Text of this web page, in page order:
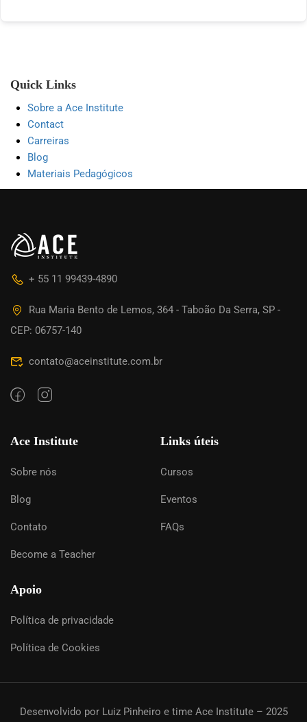
Quick Links
Sobre a Ace Institute
Contact
Carreiras
Blog
Materiais Pedagógicos
+ 55 11 99439-4890
Rua Maria Bento de Lemos, 364 - Taboão Da Serra, SP -
CEP: 06757-140
contato@aceinstitute.com.br
Ace Institute
Sobre nós
Blog
Contato
Become a Teacher
Links úteis
Cursos
Eventos
FAQs
Apoio
Política de privacidade
Política de Cookies
Desenvolvido por Luiz Pinheiro e time Ace Institute – 2025